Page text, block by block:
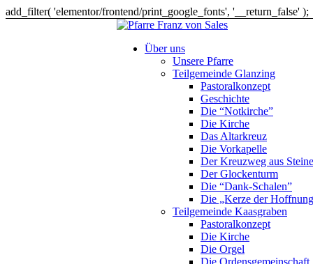
add_filter( 'elementor/frontend/print_google_fonts', '__return_false' );
Über uns
Unsere Pfarre
Teilgemeinde Glanzing
Pastoralkonzept
Geschichte
Die “Notkirche”
Die Kirche
Das Altarkreuz
Die Vorkapelle
Der Kreuzweg aus
Der Glockenturm
Die “Dank-Schalen”
Die „Kerze der
Teilgemeinde Kaasgraben
Pastoralkonzept
Die Kirche
Die Orgel
Die Ordensgemeinschaft